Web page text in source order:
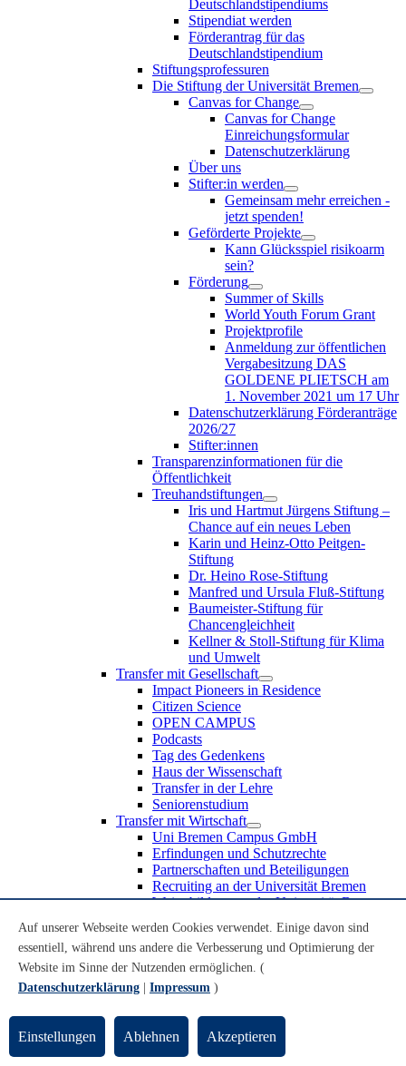
Deutschlandstipendiums
Stipendiat werden
Förderantrag für das
Deutschlandstipendium
Stiftungsprofessuren
Die Stiftung der Universität Bremen
Canvas for Change
Canvas for Change
Einreichungsformular
Datenschutzerklärung
Über uns
Stifter:in werden
Gemeinsam mehr erreichen -
jetzt spenden!
Geförderte Projekte
Kann Glücksspiel risikoarm
sein?
Förderung
Summer of Skills
World Youth Forum Grant
Projektprofile
Anmeldung zur öffentlichen
Vergabesitzung DAS
GOLDENE PLIETSCH am
1. November 2021 um 17 Uhr
Datenschutzerklärung Förderanträge
2026/27
Stifter:innen
Transparenzinformationen für die
Öffentlichkeit
Treuhandstiftungen
Iris und Hartmut Jürgens Stiftung –
Chance auf ein neues Leben
Karin und Heinz-Otto Peitgen-
Stiftung
Dr. Heino Rose-Stiftung
Manfred und Ursula Fluß-Stiftung
Baumeister-Stiftung für
Chancengleichheit
Kellner & Stoll-Stiftung für Klima
und Umwelt
Transfer mit Gesellschaft
Impact Pioneers in Residence
Citizen Science
OPEN CAMPUS
Podcasts
Tag des Gedenkens
Haus der Wissenschaft
Transfer in der Lehre
Seniorenstudium
Transfer mit Wirtschaft
Uni Bremen Campus GmbH
Erfindungen und Schutzrechte
Partnerschaften und Beteiligungen
Recruiting an der Universität Bremen
Weiterbildung an der Universität Bremen
Schülerinnen und Schüler
MINT-Schnupperstudium
Schulklassen
Lehrkräfte
UniTransfer - Servicestelle für Transferaktivitäten
Transfermagazin der Universität Bremen
Auf unserer Webseite werden Cookies verwendet. Einige davon sind
essentiell, während uns andere die Verbesserung und Optimierung der
Website im Sinne der Nutzenden ermöglichen. (
Datenschutzerklärung
Impressum )
Einstellungen Ablehnen Akzeptieren